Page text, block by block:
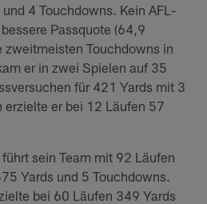
4 Touchdowns. Kein AFL-
Passquote (64,9
zweitmeisten Touchdowns in
er in zwei Spielen auf 35
für 421 Yards mit 3
erzielte er bei 12 Läufen 57
führt sein Team mit 92 Läufen
Yards und 5 Touchdowns.
bei 60 Läufen 349 Yards